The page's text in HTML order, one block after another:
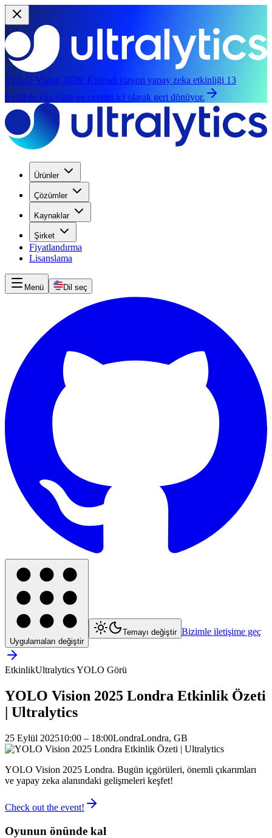
YOLO Vision 2026: Küresel vizyon yapay zeka etkinliği 13
Eylül'de yüz yüze ve çevrim içi olarak geri dönüyor.
Ürünler
Çözümler
Kaynaklar
Şirket
Fiyatlandırma
Lisanslama
Menü Dil seç
Uygulamaları değiştir
Temayı değiştir Bizimle iletişime geç
EtkinlikUltralytics YOLO Görü
YOLO Vision 2025 Londra Etkinlik Özeti
| Ultralytics
25 Eylül 202510:00 – 18:00LondraLondra, GB
YOLO Vision 2025 Londra. Bugün içgörüleri, önemli çıkarımları
ve yapay zeka alanındaki gelişmeleri keşfet!
Check out the event!
Oyunun önünde kal